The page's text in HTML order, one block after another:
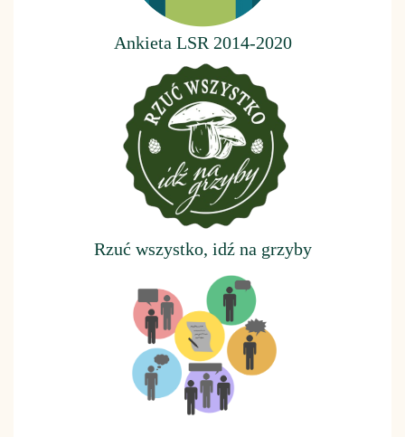
Ankieta LSR 2014-2020
Rzuć wszystko, idź na grzyby